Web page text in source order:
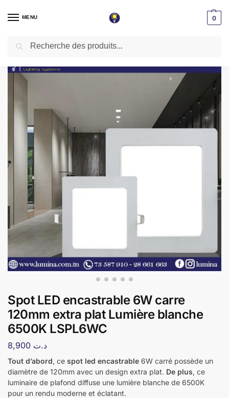
MENU 0
Accueil / Spot LED encastrable Extra plat
Spot LED encastrable 6W carre
120mm extra plat Lumière blanche
6500K LSPL6WC
د.ت
Tout d’abord, ce spot led encastrable 6W carré possède un
diamètre de 120mm avec un design extra plat. De plus, ce
luminaire de plafond diffuse une lumière blanche de 6500K
pour un rendu moderne et éclatant.